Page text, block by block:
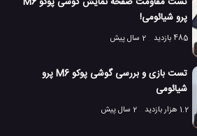
پرو شیائومی!
485 بازدید
2 سال پیش
تست بازی و بررسی گوشی پوکو M6 پرو
شیائومی
1.2 هزار بازدید
2 سال پیش